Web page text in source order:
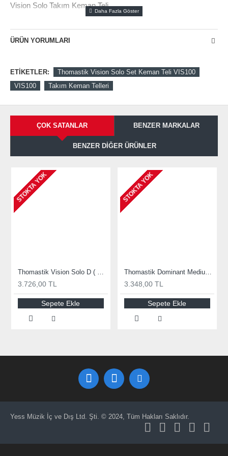
Vision Solo Takım Keman Teli
ÜRÜN YORUMLARI
ETIKETLER:
Thomastik Vision Solo Set Keman Teli VIS100
VIS100
Takım Keman Telleri
ÇOK SATANLAR BENZER MARKALAR
BENZER DIĞER ÜRÜNLER
STOKTA YOK
Thomastik Vision Solo D ( Re ) Silver Set Keman Teli VIS101
3.726,00 TL
Sepete Ekle
STOKTA YOK
Thomastik Dominant Medium Set Keman Teli 135B
3.348,00 TL
Sepete Ekle
Yess Müzik İç ve Dış Ltd. Şti. © 2024, Tüm Hakları Saklıdır.